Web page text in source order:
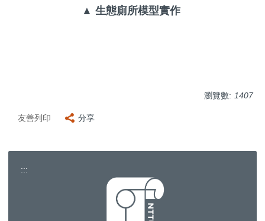
▲ 生態廁所模型實作
瀏覽數: 1407
友善列印 分享
:::